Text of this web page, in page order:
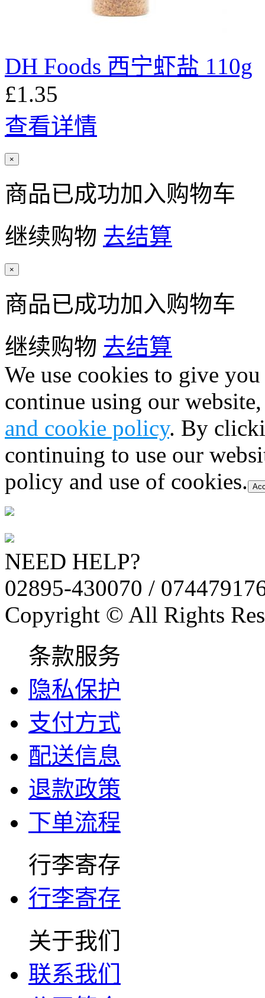
DH Foods 西宁虾盐 110g
£1.35
查看详情
×
商品已成功加入购物车
继续购物 去结算
×
商品已成功加入购物车
继续购物 去结算
We use cookies to give
continue using our
and cookie policy. By
continuing to use our
policy and use of cookies.
NEED HELP?
02895-430070 /
Copyright © All Rights
条款服务
隐私保护
支付方式
配送信息
退款政策
下单流程
行李寄存
行李寄存
关于我们
联系我们